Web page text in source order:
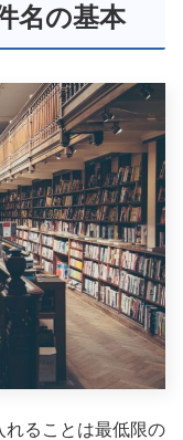
名の基本
れることは最低限の